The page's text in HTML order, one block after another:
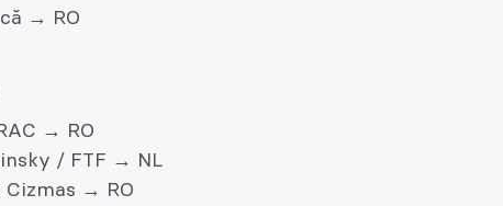
→ RO
→ RO
/ FTF → NL
Cizmas → RO